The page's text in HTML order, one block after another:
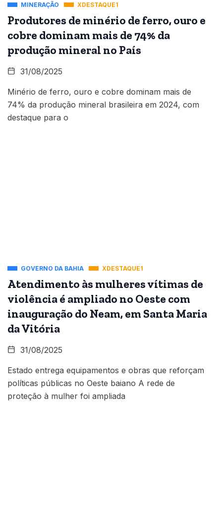
MINERAÇÃO XDESTAQUE1
Produtores de minério de ferro, ouro e
cobre dominam mais de 74% da
produção mineral no País
31/08/2025
Minério de ferro, ouro e cobre dominam mais de
74% da produção mineral brasileira em 2024, com
destaque para o
GOVERNO DA BAHIA XDESTAQUE1
Atendimento às mulheres vítimas de
violência é ampliado no Oeste com
inauguração do Neam, em Santa Maria
da Vitória
31/08/2025
Estado entrega equipamentos e obras que reforçam
políticas públicas no Oeste baiano A rede de
proteção à mulher foi ampliada